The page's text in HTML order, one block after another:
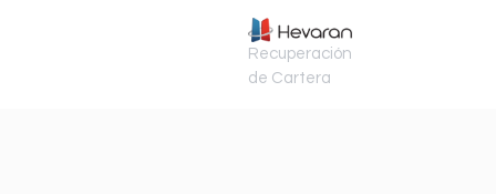
Recuperación
de Cartera